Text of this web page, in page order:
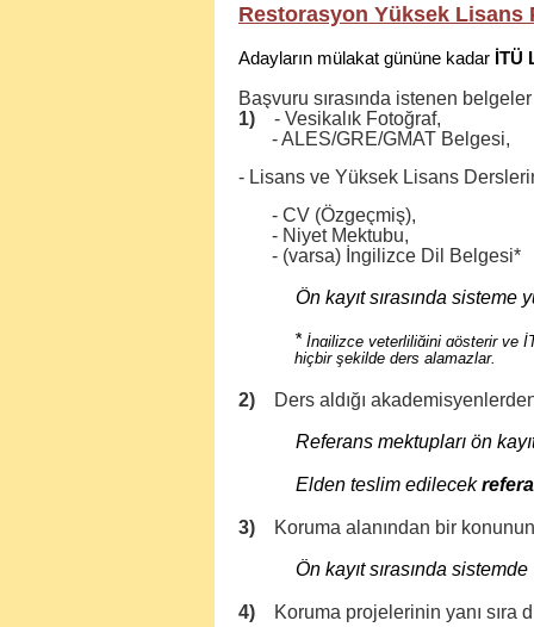
Restorasyon Yüksek Lisans
Adayların mülakat gününe kadar İTÜ
Başvuru sırasında istenen
1) - Vesikalık Fotoğraf,
- ALES/GRE/GMAT Belgesi,
- Lisans ve Yüksek Lisans
- CV (Özgeçmiş),
- Niyet Mektubu,
- (varsa) İngilizce Dil Belgesi*
Ön kayıt sırasında sisteme
* İngilizce yeterliliğini gösterir ve
hiçbir şekilde ders alamazlar.
2) Ders aldığı
Referans mektupları ön
Elden teslim edilecek
3) Koruma alanından bir
Ön kayıt sırasında
4) Koruma projelerinin yanı sıra